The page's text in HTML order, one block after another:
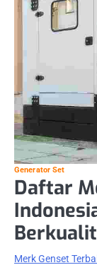
Generator Set
Daftar
Merk Genset